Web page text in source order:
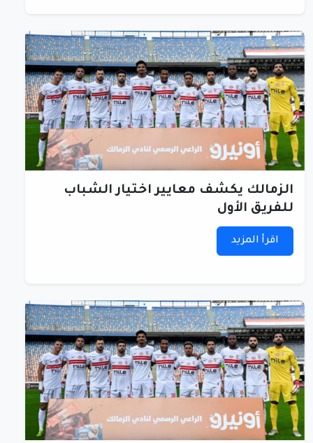
الزمالك يكشف معايير اختيار الشباب
للفريق الأول
اقرأ المزيد